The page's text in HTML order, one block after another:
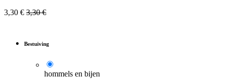
3,30 € 3,30€
Bestuiving
hommels en bijen